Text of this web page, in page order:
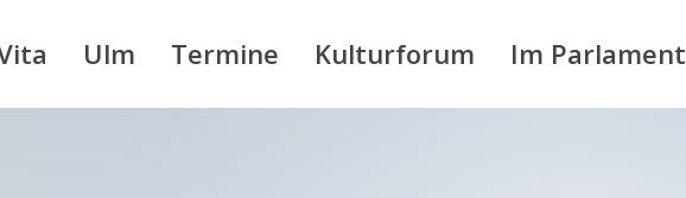
Ulm Termine Kulturforum Im Parlament